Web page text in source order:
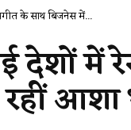
के साथ बिजनेस में...
देशों